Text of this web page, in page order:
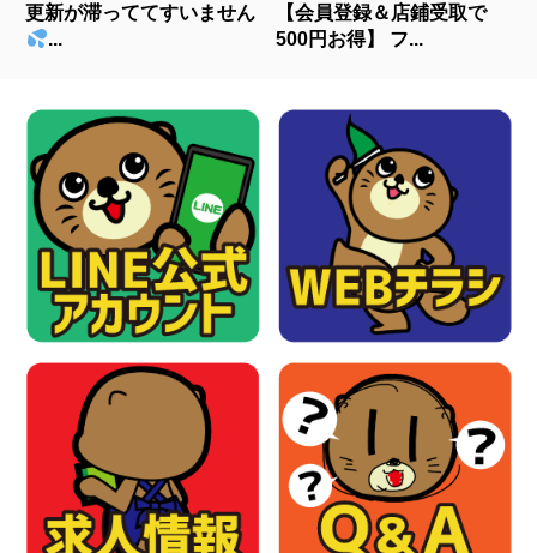
更新が滞っててすいません
...
【会員登録＆店鋪受取で
500円お得】 フ...